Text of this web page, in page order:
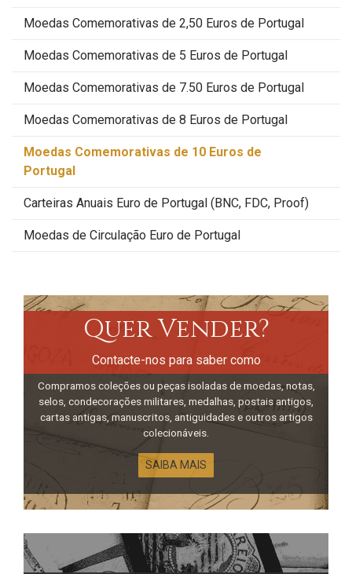
Moedas Comemorativas de 2,50 Euros de Portugal
Moedas Comemorativas de 5 Euros de Portugal
Moedas Comemorativas de 7.50 Euros de Portugal
Moedas Comemorativas de 8 Euros de Portugal
Moedas Comemorativas de 10 Euros de
Portugal
Carteiras Anuais Euro de Portugal (BNC, FDC, Proof)
Moedas de Circulação Euro de Portugal
Quer Vender?
Contacte-nos para saber como
Compramos coleções ou peças isoladas de moedas, notas,
selos, condecorações militares, medalhas, postais antigos,
cartas antigas, manuscritos, antiguidades e outros artigos
colecionáveis.
SAIBA MAIS